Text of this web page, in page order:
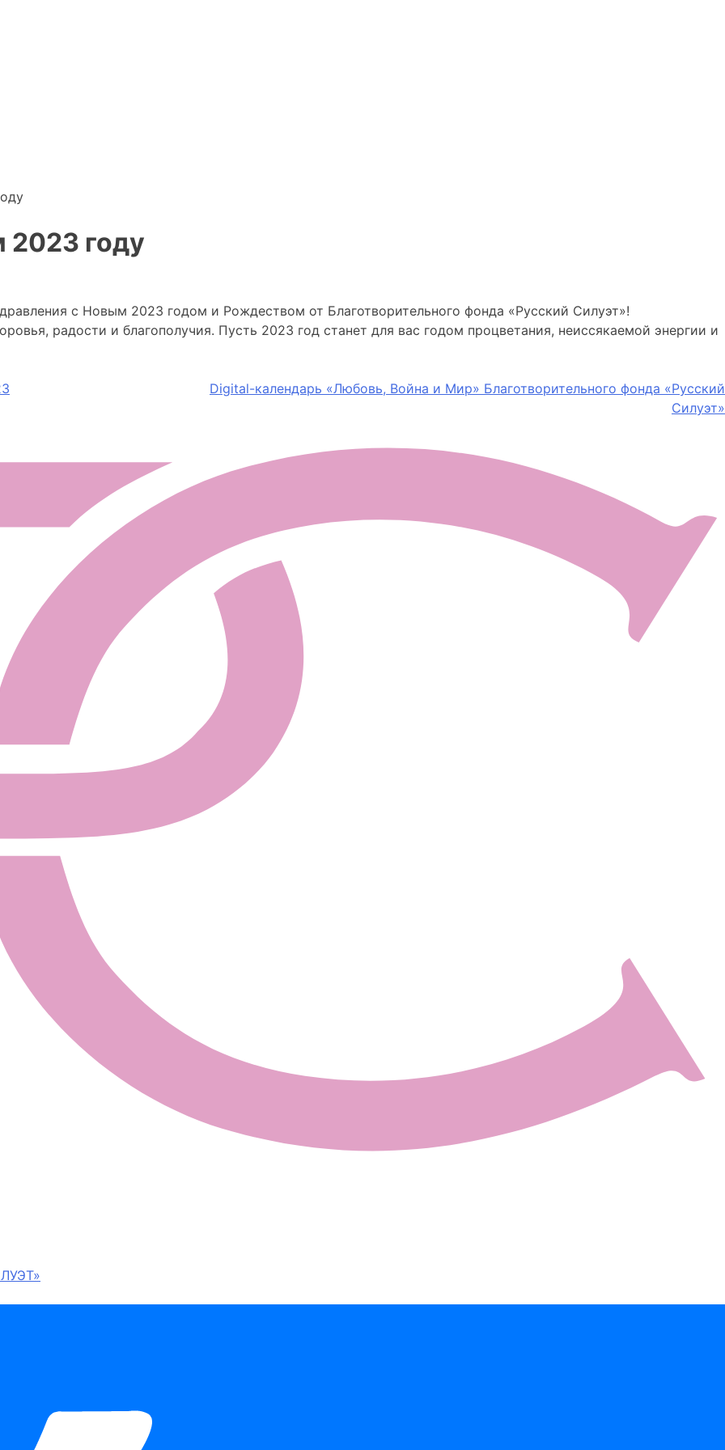
2023 году
с Новым 2023 годом и Рождеством от Благотворительного фонда «Русский Силуэт»!
радости и благополучия. Пусть 2023 год станет для вас годом процветания, неиссякаемой энергии и
Digital-календарь «Любовь, Война и Мир» Благотворительного фонда «Русский
Силуэт»